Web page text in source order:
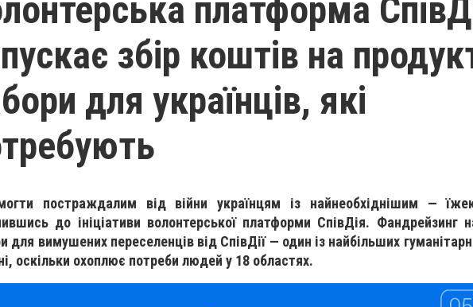
платформа
збір коштів на
для українців, які
постраждалим від війни українцям із найнеобхіднішим —
до ініціативи волонтерської платформи СпівДія. Фандрейзинг
для вимушених переселенців від СпівДії — один із найбільших
оскільки охоплює потреби людей у 18 областях.